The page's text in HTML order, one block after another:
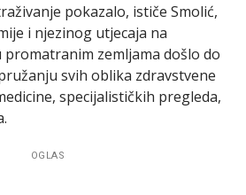
pokazalo, ističe Smolić,
i njezinog utjecaja na
promatranim zemljama došlo do
svih oblika zdravstvene
specijalističkih pregleda,
OGLAS